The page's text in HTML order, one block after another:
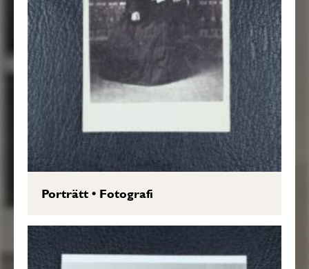
Porträtt• Fotografi